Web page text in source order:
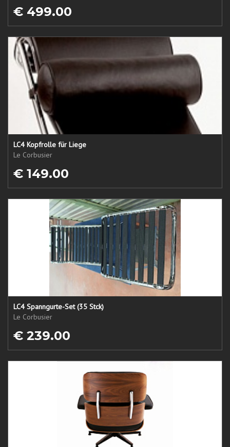
€ 499.00
LC4 Kopfrolle für Liege
Le Corbusier
€ 149.00
LC4 Spanngurte-Set (35 Stck)
Le Corbusier
€ 239.00